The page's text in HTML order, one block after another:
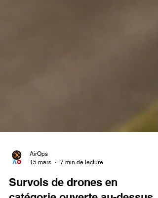
AirOps
15 mars
7 min de lecture